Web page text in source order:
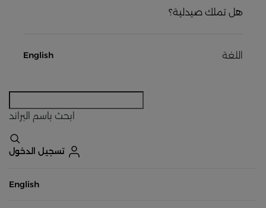
هل تملك صيدلية؟
اللغة English
ابحث باسم البراند
تسجيل الدخول
English